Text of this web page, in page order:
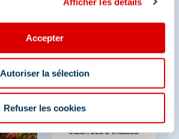
Accepter
Autoriser la sélection
Refuser les cookies